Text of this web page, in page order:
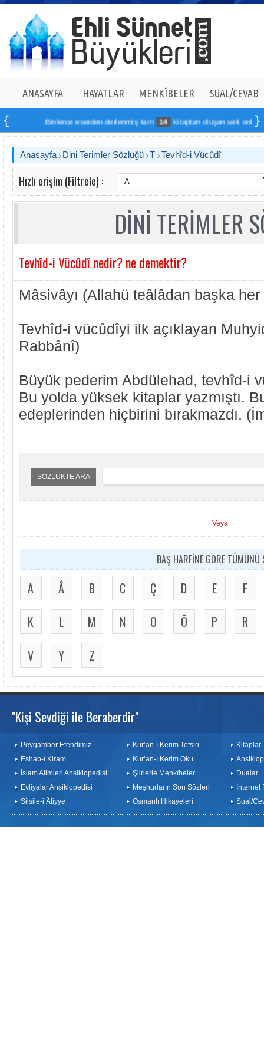
ANASAYFA HAYATLAR MENKÎBELER SUAL/CEVAB
Binlerce eserden derlenmiş tam 14 kitaptan oluşan seti online
Anasayfa Dini Terimler Sözlüğü T Tevhîd-i Vücûdî
Hızlı erişim (Filtrele) :
DİNİ TERİMLER
Tevhîd-i Vücûdî nedir? ne demektir?
Mâsivâyı (Allahü teâlâdan başka
Tevhîd-i vücûdîyi ilk açıklayan
Rabbânî)
Büyük pederim Abdülehad, tevhîd-i
Bu yolda yüksek kitaplar yazmıştı.
edeplerinden hiçbirini bırakmazdı.
SÖZLÜKTE ARA
Veya
BAŞ HARFİNE GÖRE TÜMÜNÜ
A Â B C Ç D E
F
K
L M N O Ö P
R
V
Y Z
"Kişi Sevdiği ile Beraberdir"
Peygamber Efendimiz
Eshab-ı Kiram
İslam Alimleri Ansiklopedisi
Evliyalar Ansiklopedisi
Silsile-i Âliyye
Kur’an-ı Kerim Tefsiri
Kur’an-ı Kerim Oku
Şiirlerle Menkîbeler
Meşhurların Son Sözleri
Osmanlı Hikayeleri
Kitaplar
Dualar
İnternet
Sual/